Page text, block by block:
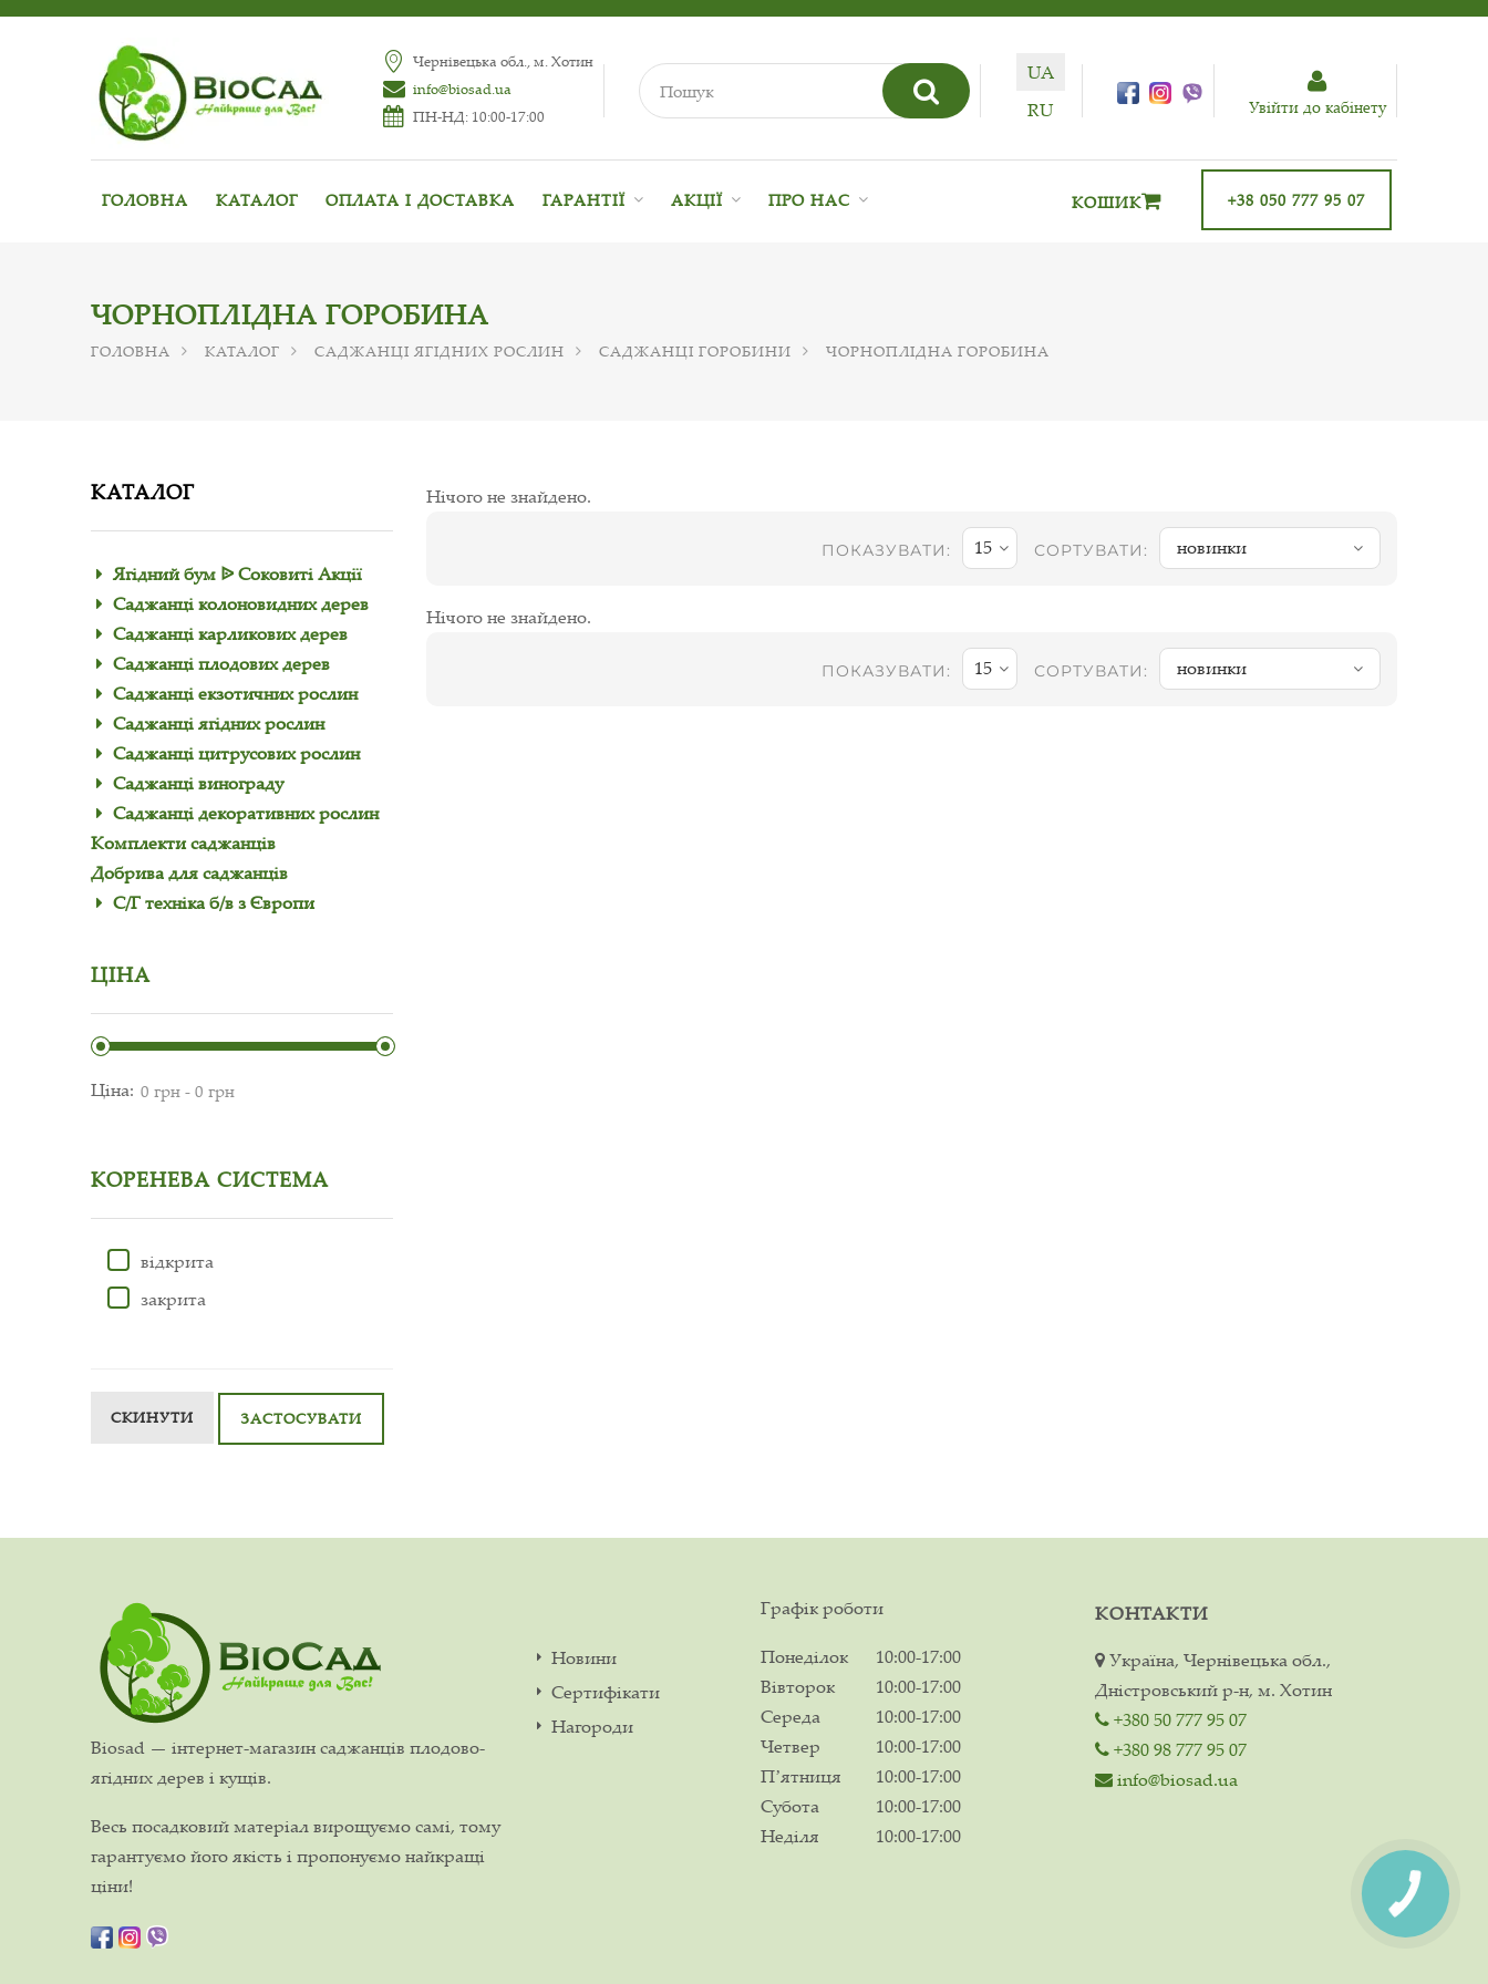
Чернівецька обл., м. Хотин
info@biosad.ua
ПН-НД: 10:00-17:00
UA
RU
Увiйти до кабiнету
ГОЛОВНА КАТАЛОГ ОПЛАТА І ДОСТАВКА ГАРАНТІЇ АКЦІЇ ПРО НАС +38 050 777 95 07
КОШИК
ЧОРНОПЛІДНА ГОРОБИНА
ГОЛОВНА КАТАЛОГ САДЖАНЦІ ЯГІДНИХ РОСЛИН САДЖАНЦІ ГОРОБИНИ ЧОРНОПЛІДНА ГОРОБИНА
КАТАЛОГ
Ягідний бум ᐉ Соковиті Акції
Саджанці колоновидних дерев
Саджанці карликових дерев
Саджанці плодових дерев
Саджанці екзотичних рослин
Саджанці ягідних рослин
Саджанці цитрусових рослин
Саджанці винограду
Саджанці декоративних рослин
Комплекти саджанців
Добрива для саджанців
С/Г техніка б/в з Європи
ЦІНА
Ціна:
КОРЕНЕВА СИСТЕМА
відкрита
закрита
СКИНУТИ ЗАСТОСУВАТИ
Нічого не знайдено.
ПОКАЗУВАТИ: 15 СОРТУВАТИ: новинки
Нічого не знайдено.
ПОКАЗУВАТИ: 15 СОРТУВАТИ: новинки
Biosad — інтернет-магазин саджанців плодово-
ягідних дерев і кущів.
Весь посадковий матеріал вирощуємо самі, тому
гарантуємо його якість і пропонуємо найкращі
ціни!
Новини
Сертифікати
Нагороди
Графік роботи
Понеділок
10:00-17:00
Вівторок
10:00-17:00
Середа
10:00-17:00
Четвер
10:00-17:00
Пʼятниця
10:00-17:00
Субота
10:00-17:00
Неділя
10:00-17:00
КОНТАКТИ
Україна, Чернівецька обл.,
Дністровський р-н, м. Хотин
+380 50 777 95 07
+380 98 777 95 07
info@biosad.ua
КНОПКА
ЗВ'ЯЗКУ